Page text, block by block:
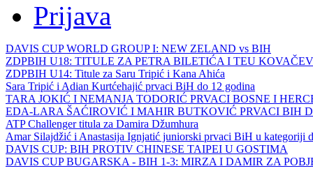
Prijava
DAVIS CUP WORLD GROUP I: NEW ZELAND vs BIH
ZDPBIH U18: TITULE ZA PETRA BILETIĆA I TEU
ZDPBIH U14: Titule za Saru Tripić i Kana Ahića
Sara Tripić i Adian Kurtćehajić prvaci BiH do 12 godina
TARA JOKIĆ I NEMANJA TODORIĆ PRVACI BOSNE I
EDA-LARA ŠAĆIROVIĆ I MAHIR BUTKOVIĆ PRVACI BIH
ATP Challenger titula za Damira Džumhura
Amar Silajdžić i Anastasija Ignjatić juniorski prvaci BiH u kategoriji
DAVIS CUP: BIH PROTIV CHINESE TAIPEI U GOSTIMA
DAVIS CUP BUGARSKA - BIH 1-3: MIRZA I DAMIR ZA